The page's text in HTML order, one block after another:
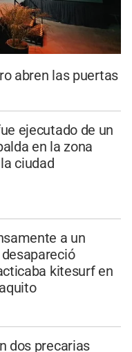
abren las puertas
ejecutado de un
en la zona
ciudad
a un
kitesurf en
dos precarias